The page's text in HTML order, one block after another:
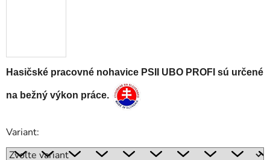
Hasičské pracovné nohavice PSII UBO PROFI sú určené
na bežný výkon práce.
Variant: